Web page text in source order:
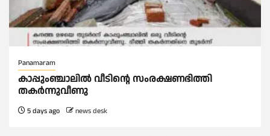
Panamaram
കാപ്പുംഞ്ചാലിൽ വീടിൻ്റെ സംരക്ഷണഭിത്തി
തകർന്നുവീണു
5 days ago news desk